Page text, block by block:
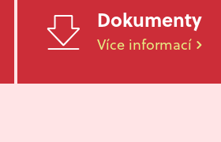
Dokumenty
Více informací